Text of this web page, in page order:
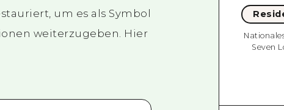
um es als Symbol
weiterzugeben. Hier
Seven